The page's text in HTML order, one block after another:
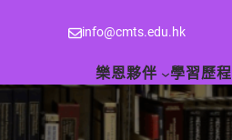
info@cmts.edu.hk
樂恩夥伴 學習歷程